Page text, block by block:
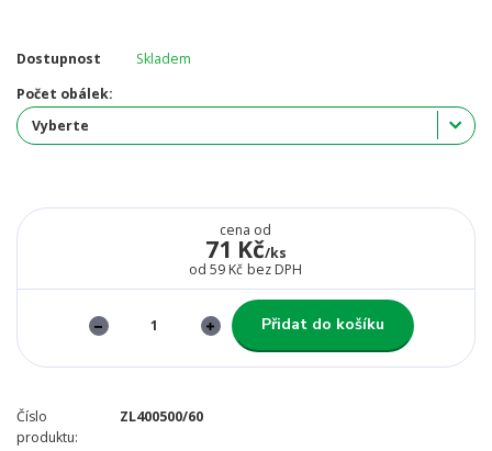
Dostupnost
Skladem
Počet obálek:
cena od
71 Kč/ks
od59 Kč bez DPH
Přidat do košíku
Číslo
produktu:
ZL400500/60